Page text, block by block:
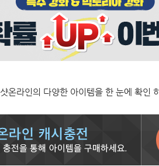
샷온라인의 다양한 아이템을 한 눈에 확인